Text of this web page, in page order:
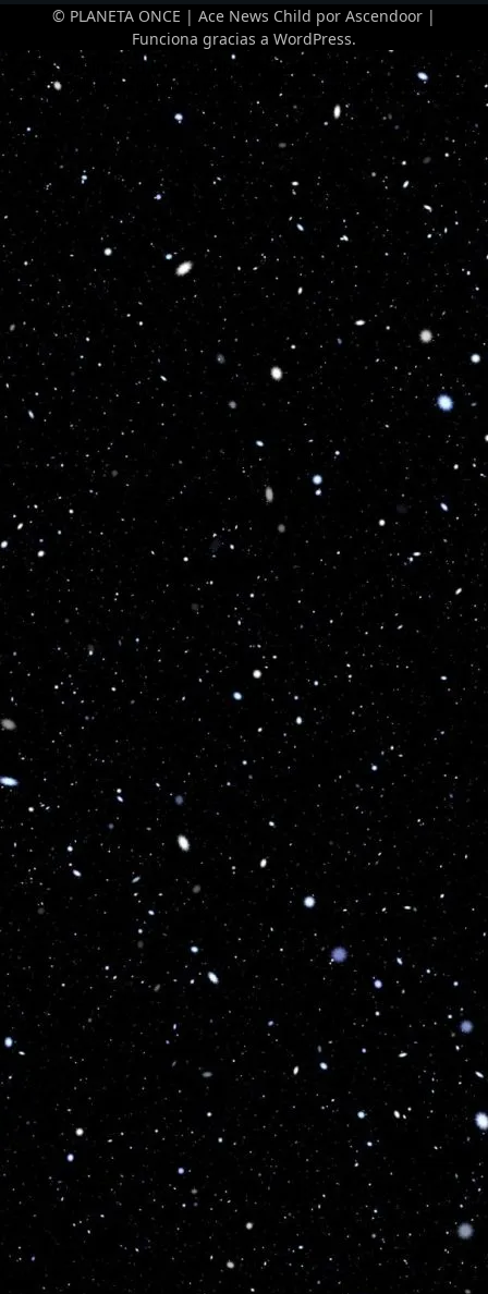
© PLANETA ONCE | Ace News Child por Ascendoor |
Funciona gracias a WordPress.
Optimized by Seraphinite Accelerator
Turns on site high speed to be attractive for people and search engines.